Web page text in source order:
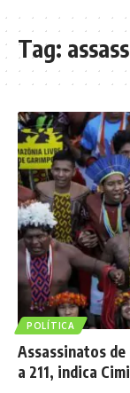
Tag:
POLÍTICA
Assassinatos de
a 211, indica Cimi